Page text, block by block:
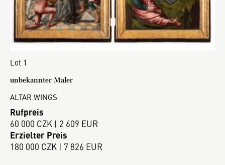
Lot 1
unbekannter Maler
ALTAR WINGS
Rufpreis
60 000 CZK | 2 609 EUR
Erzielter Preis
180 000 CZK | 7 826 EUR